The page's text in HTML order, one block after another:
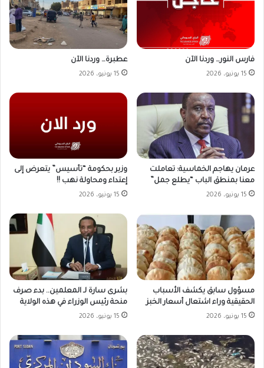
فارس النور… وردنا الآن
15 يونيو، 2026
عطبرة… وردنا الآن
15 يونيو، 2026
عرمان يهاجم الخماسية: تعاملت
معنا بمنطق الباب “يطلع جمل”
15 يونيو، 2026
وزير بحكومة “تأسيس” يتعرض إلى
إعتداء ومحاولة نهب !!
15 يونيو، 2026
مسؤول سابق يكشف الأسباب
الحقيقية وراء اشتعال أسعار الخبز
15 يونيو، 2026
بشرى سارة لـ المعلمين.. بدء صرف
منحة رئيس الوزراء في هذه الولاية
15 يونيو، 2026